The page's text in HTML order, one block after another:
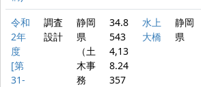
令和
2年
度
[第
31-
調査
設計
静岡
県
（土
木事
務
34.8
543
4,13
8.24
357
水上
大橋
静岡
県